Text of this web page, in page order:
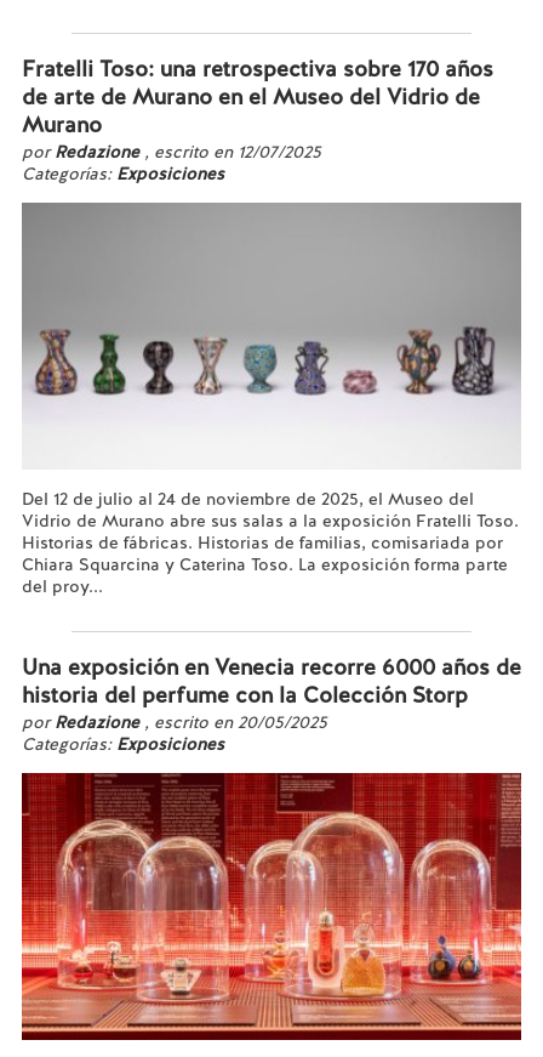
Fratelli Toso: una retrospectiva sobre 170 años
de arte de Murano en el Museo del Vidrio de
Murano
porRedazione , escrito en 12/07/2025
Categorías: Exposiciones
Del 12 de julio al 24 de noviembre de 2025, el Museo del
Vidrio de Murano abre sus salas a la exposición Fratelli Toso.
Historias de fábricas. Historias de familias, comisariada por
Chiara Squarcina y Caterina Toso. La exposición forma parte
del proy...
Una exposición en Venecia recorre 6000 años de
historia del perfume con la Colección Storp
porRedazione , escrito en 20/05/2025
Categorías: Exposiciones